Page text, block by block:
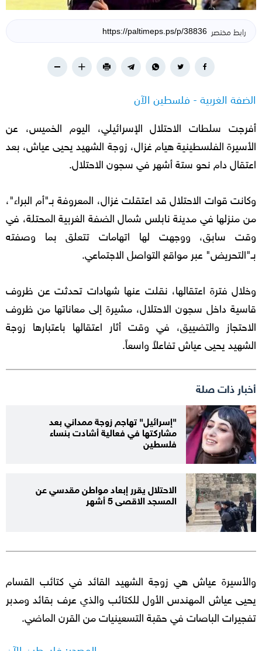
رابط مختصر
الضفة الغربية - فلسطين الآن
أفرجت سلطات الاحتلال الإسرائيلي، اليوم الخميس، عن
الأسيرة الفلسطينية هيام غزال، زوجة الشهيد يحيى عياش، بعد
اعتقال دام نحو ستة أشهر في سجون الاحتلال.
وكانت قوات الاحتلال قد اعتقلت غزال، المعروفة بـ"أم البراء"،
من منزلها في مدينة نابلس شمال الضفة الغربية المحتلة، في
وقت سابق، ووجهت لها اتهامات تتعلق بما وصفته
بـ"التحريض" عبر مواقع التواصل الاجتماعي.
وخلال فترة اعتقالها، نقلت عنها شهادات تحدثت عن ظروف
قاسية داخل سجون الاحتلال، مشيرة إلى معاناتها من ظروف
الاحتجاز والتضييق، في وقت أثار اعتقالها باعتبارها زوجة
الشهيد يحيى عياش تفاعلاً واسعاً.
أخبار ذات صلة
"إسرائيل" تهاجم زوجة ممداني بعد
مشاركتها في فعالية أشادت بنساء
فلسطين
الاحتلال يقرر إبعاد مواطن مقدسي عن
المسجد الاقصى 5 أشهر
والأسيرة عياش هي زوجة الشهيد القائد في كتائب القسام
يحيى عياش المهندس الأول للكتائب والذي عرف بقائد ومدبر
تفجيرات الباصات في حقبة التسعينيات من القرن الماضي.